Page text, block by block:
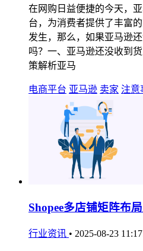
在网购日益便捷的今天，
台，为消费者提供了丰富
发生，那么，如果亚马逊
吗？一、亚马逊还没收到
策解析亚马
电商平台 亚马逊 卖家 注意
Shopee多店铺矩阵布
行业资讯 • 2025-08-23